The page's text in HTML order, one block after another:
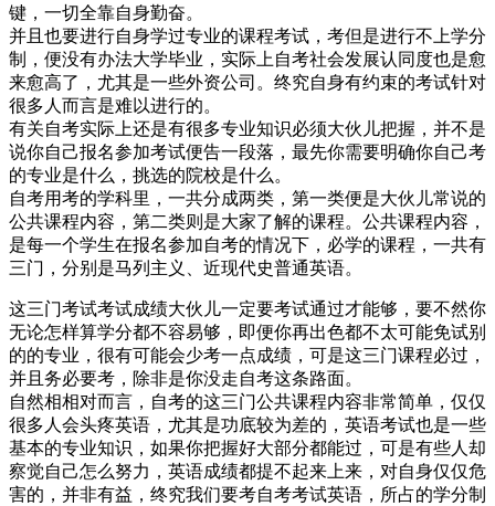
键，一切全靠自身勤奋。
并且也要进行自身学过专业的课程考试，考但是进行不上学分
制，便没有办法大学毕业，实际上自考社会发展认同度也是愈
来愈高了，尤其是一些外资公司。终究自身有约束的考试针对
很多人而言是难以进行的。
有关自考实际上还是有很多专业知识必须大伙儿把握，并不是
说你自己报名参加考试便告一段落，最先你需要明确你自己考
的专业是什么，挑选的院校是什么。
自考用考的学科里，一共分成两类，第一类便是大伙儿常说的
公共课程内容，第二类则是大家了解的课程。公共课程内容，
是每一个学生在报名参加自考的情况下，必学的课程，一共有
三门，分别是马列主义、近现代史普通英语。
这三门考试考试成绩大伙儿一定要考试通过才能够，要不然你
无论怎样算学分都不容易够，即便你再出色都不太可能免试别
的的专业，很有可能会少考一点成绩，可是这三门课程必过，
并且务必要考，除非是你没走自考这条路面。
自然相相对而言，自考的这三门公共课程内容非常简单，仅仅
很多人会头疼英语，尤其是功底较为差的，英语考试也是一些
基本的专业知识，如果你把握好大部分都能过，可是有些人却
察觉自己怎么努力，英语成绩都提不起来上来，对自身仅仅危
害的，并非有益，终究我们要考自考考试英语，所占的学分制